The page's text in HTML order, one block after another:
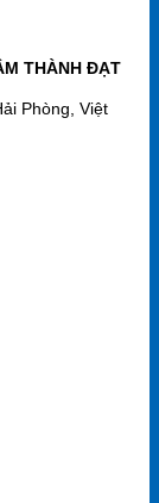
THÀNH ĐẠT
Phòng, Việt